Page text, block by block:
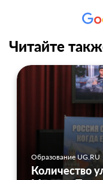
Читайте
Образование UG.RU
Количество